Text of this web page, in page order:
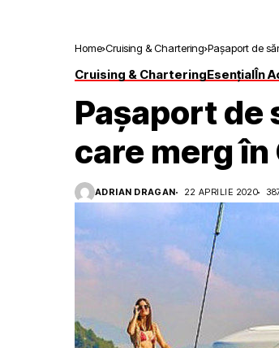
Home Cruising & Chartering Pașaport de
Cruising & CharteringEsențialÎn
Pașaport
care merg în
ADRIAN DRAGAN 22 APRILIE 2020